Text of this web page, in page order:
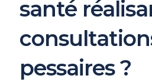
santé
pessaires ?